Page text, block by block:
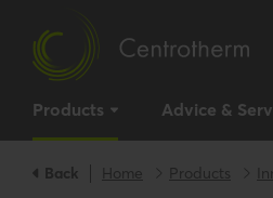
Products Advice &
Back Home Products